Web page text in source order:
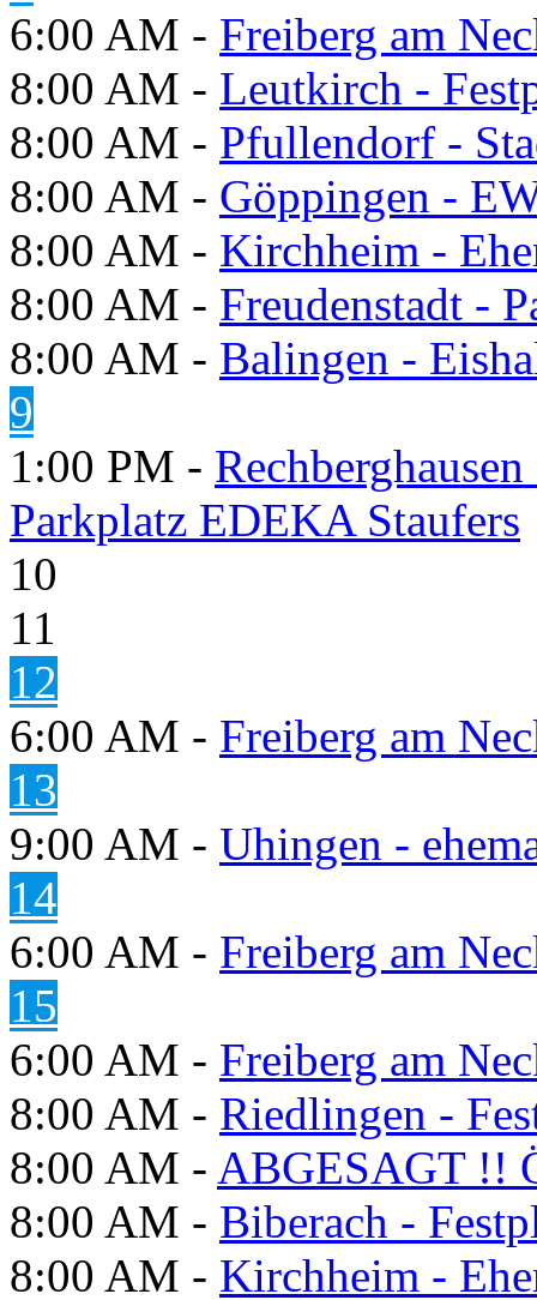
6:00 AM - Freiberg am
8:00 AM - Leutkirch -
8:00 AM - Pfullendorf -
8:00 AM - Göppingen -
8:00 AM - Kirchheim -
8:00 AM - Freudenstadt -
8:00 AM - Balingen -
9
1:00 PM -
Parkplatz EDEKA Staufers
10
11
12
6:00 AM - Freiberg am
13
9:00 AM - Uhingen -
14
6:00 AM - Freiberg am
15
6:00 AM - Freiberg am
8:00 AM - Riedlingen -
8:00 AM - ABGESAGT !!
8:00 AM - Biberach -
8:00 AM - Kirchheim -